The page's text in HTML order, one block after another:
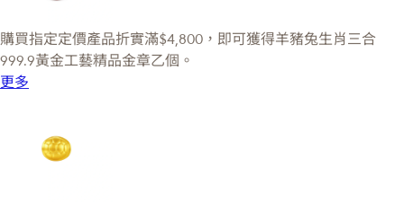
購買指定定價產品折實滿$4,800，即可獲得羊豬兔生肖三合
999.9黃金工藝精品金章乙個。
更多